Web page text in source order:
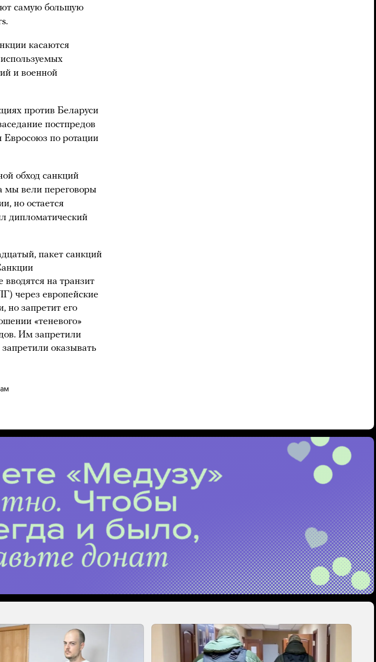
самую большую
касаются
и военной
против Беларуси
постпредов
Евросоюз по ротации
обход санкций
мы вели переговоры
но остается
дипломатический
пакет санкций
на транзит
через европейские
но запретит его
«теневого»
Им запретили
оказывать